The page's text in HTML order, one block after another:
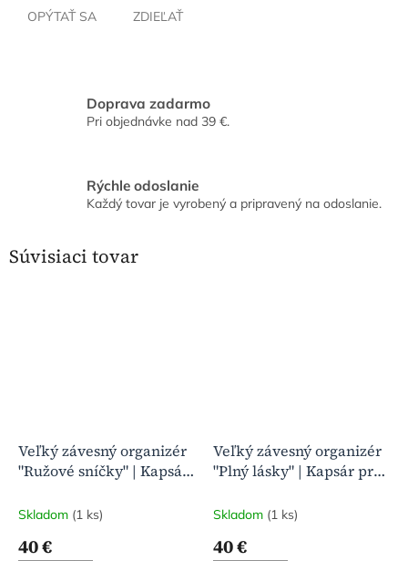
OPÝTAŤ SA ZDIEĽAŤ
Doprava zadarmo
Pri objednávke nad 39 €.
Rýchle odoslanie
Každý tovar je vyrobený a pripravený na odoslanie.
Súvisiaci tovar
Veľký závesný organizér
"Ružové sníčky" | Kapsár
Skladom (1 ks)
40 €
Veľký závesný organizér
"Plný lásky" | Kapsár pre
Skladom (1 ks)
40 €